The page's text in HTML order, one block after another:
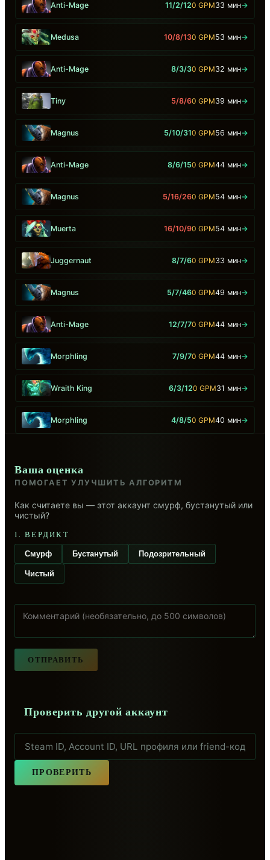
Anti-Mage 11/2/120 GPM33 мин→
Medusa 10/8/130 GPM53 мин→
Anti-Mage 8/3/30 GPM32 мин→
Tiny 5/8/60 GPM39 мин→
Magnus 5/10/310 GPM56 мин→
Anti-Mage 8/6/150 GPM44 мин→
Magnus 5/16/260 GPM54 мин→
Muerta 16/10/90 GPM54 мин→
Juggernaut 8/7/60 GPM33 мин→
Magnus 5/7/460 GPM49 мин→
Anti-Mage 12/7/70 GPM44 мин→
Morphling 7/9/70 GPM44 мин→
Wraith King 6/3/120 GPM31 мин→
Morphling 4/8/50 GPM40 мин→
Ваша оценка
ПОМОГАЕТ УЛУЧШИТЬ АЛГОРИТМ
Как считаете вы — этот аккаунт смурф, бустанутый или
чистый?
1. ВЕРДИКТ
Смурф Бустанутый Подозрительный
Чистый
ОТПРАВИТЬ
Проверить другой аккаунт
ПРОВЕРИТЬ